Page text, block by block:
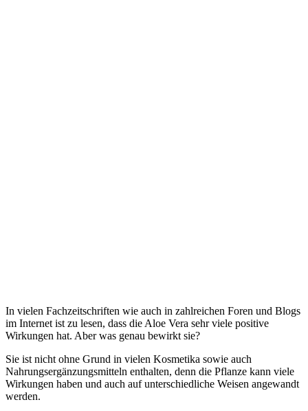
In vielen Fachzeitschriften wie auch in zahlreichen Foren und Blogs
im Internet ist zu lesen, dass die Aloe Vera sehr viele positive
Wirkungen hat. Aber was genau bewirkt sie?
Sie ist nicht ohne Grund in vielen Kosmetika sowie auch
Nahrungsergänzungsmitteln enthalten, denn die Pflanze kann viele
Wirkungen haben und auch auf unterschiedliche Weisen angewandt
werden.